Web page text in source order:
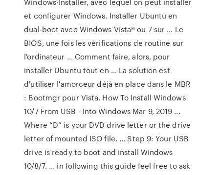
et configurer Windows. Installer Ubuntu en
dual-boot avec Windows Vista® ou 7 sur ... Le
BIOS, une fois les vérifications de routine sur
l'ordinateur ... Comment faire, alors, pour
installer Ubuntu tout en ... La solution est
d'utiliser l'amorceur déjà en place dans le MBR
: Bootmgr pour Vista. How To Install Windows
10/7 From USB - Into Windows Mar 9, 2019 ...
Where “D” is your DVD drive letter or the drive
letter of mounted ISO file. ... Step 9: Your USB
drive is ready to boot and install Windows
10/8/7. ... in following this guide feel free to ask